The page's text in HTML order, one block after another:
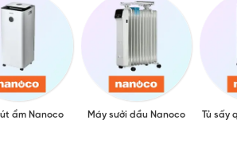
ẩm Nanoco Máy sưởi dầu Nanoco Tủ sấy